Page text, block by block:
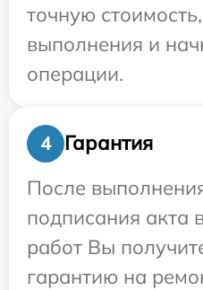
точную
выполнения и
операции.
4
Гарантия
После
подписания акта
работ Вы
гарантию на